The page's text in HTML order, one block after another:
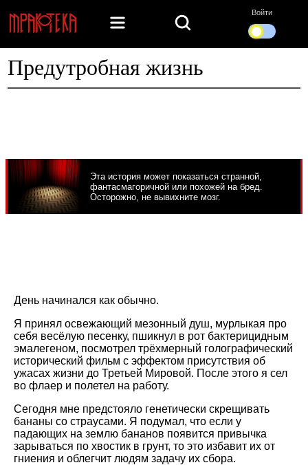
Войти
Предутробная жизнь
Эта история может показаться странной,
фантасмагоричной или похожей на бред.
Осторожно, не вывихните мозг.
День начинался как обычно.
Я принял освежающий мезонный душ, мурлыкая про
себя весёлую песенку, пшикнул в рот бактерицидным
эмалегеном, посмотрел трёхмерный голографический
исторический фильм с эффектом присутствия об
ужасах жизни до Третьей Мировой. После этого я сел
во флаер и полетел на работу.
Сегодня мне предстояло генетически скрещивать
бананы со страусами. Я подумал, что если у
падающих на землю бананов появится привычка
зарываться по хвостик в грунт, то это избавит их от
гниения и облегчит людям задачу их сбора.